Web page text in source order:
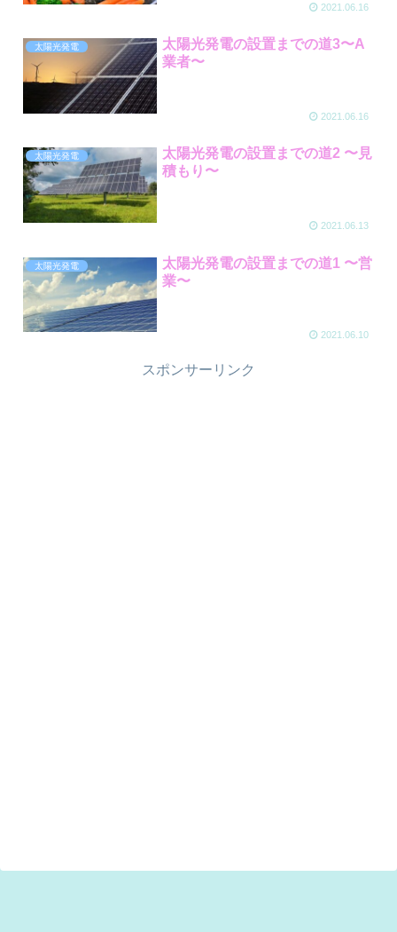
2021.06.16
太陽光発電
太陽光発電の設置までの道3〜A
業者〜
2021.06.16
太陽光発電
太陽光発電の設置までの道2 〜見
積もり〜
2021.06.13
太陽光発電
太陽光発電の設置までの道1 〜営
業〜
2021.06.10
スポンサーリンク